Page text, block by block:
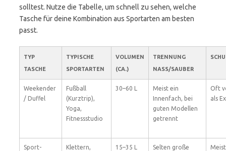
solltest. Nutze die Tabelle, um schnell zu sehen, welche
Tasche für deine Kombination aus Sportarten am besten
passt.
TYP
TASCHE
TYPISCHE
SPORTARTEN
VOLUMEN
(CA.)
TRENNUNG
NASS/SAUBER
Weekender
/ Duffel
Fußball
(Kurztrip),
Yoga,
Fitnessstudio
30–60 L
Meist ein
Innenfach, bei
guten Modellen
getrennt
Oft
als
Sport-
Klettern,
15–35 L
Selten große